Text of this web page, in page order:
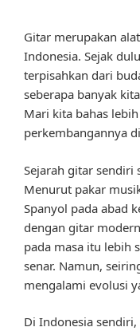
Gitar merupakan
Indonesia. Sejak
terpisahkan dari
seberapa banyak
Mari kita bahas
perkembangannya
Sejarah gitar sendiri
Menurut pakar
Spanyol pada abad
dengan gitar
pada masa itu lebih
senar. Namun,
mengalami evolusi
Di Indonesia